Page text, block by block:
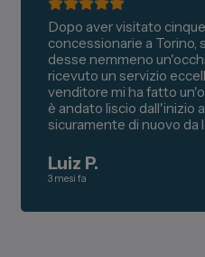
Dopo aver visitato
concessionarie a Torino,
desse nemmeno
ricevuto un servizio
venditore mi ha fatto
è andato liscio dall'inizio
sicuramente di nuovo da
Luiz P.
3 mesi fa